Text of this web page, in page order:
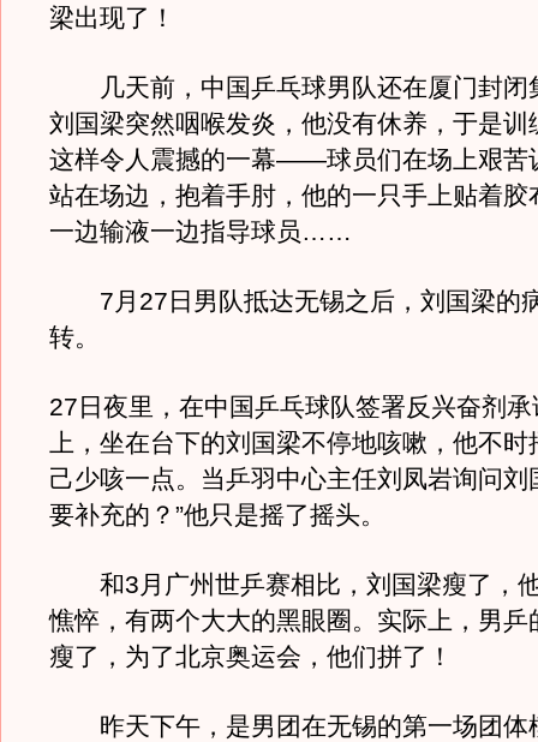
梁出现了！
几天前，中国乒乓球男队还在厦门封闭
刘国梁突然咽喉发炎，他没有休养，于是训
这样令人震撼的一幕——球员们在场上艰苦
站在场边，抱着手肘，他的一只手上贴着胶
一边输液一边指导球员……
7月27日男队抵达无锡之后，刘国梁的
转。
27日夜里，在中国乒乓球队签署反兴奋剂
上，坐在台下的刘国梁不停地咳嗽，他不时
己少咳一点。当乒羽中心主任刘凤岩询问刘
要补充的？”他只是摇了摇头。
和3月广州世乒赛相比，刘国梁瘦了，
憔悴，有两个大大的黑眼圈。实际上，男乒
瘦了，为了北京奥运会，他们拼了！
昨天下午，是男团在无锡的第一场团体